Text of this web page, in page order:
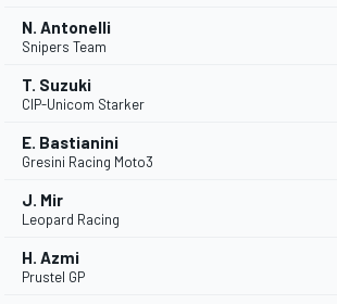
N. Antonelli
Snipers Team
T. Suzuki
CIP-Unicom Starker
E. Bastianini
Gresini Racing Moto3
J. Mir
Leopard Racing
H. Azmi
Prustel GP